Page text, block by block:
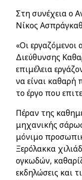
Στη συνέχεια ο
Νίκος
«Οι
Διεύθυνσης
επιμέλεια
να είναι καθαρή
το έργο που
Πέραν της
μηχανικής
μόνιμο
Ξερόλακκα
ογκωδών,
εκδηλώσεις και